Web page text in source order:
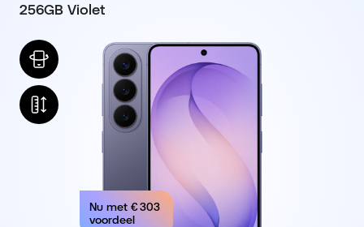
256GB Violet
Nu met € 303
voordeel